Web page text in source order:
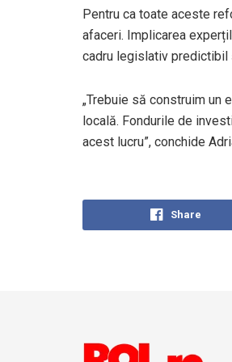
Pentru ca toate aceste
afaceri. Implicarea
cadru legislativ predictibil
„Trebuie să construim
locală. Fondurile de
acest lucru”, conchide
Share